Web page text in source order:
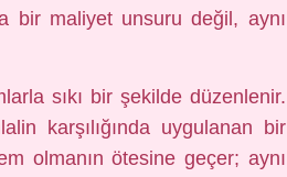
bir maliyet unsuru değil, aynı
sıkı bir şekilde düzenlenir.
karşılığında uygulanan bir
olmanın ötesine geçer; aynı